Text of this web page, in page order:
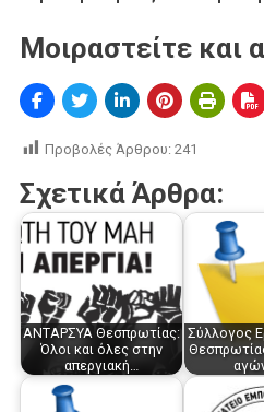
Μοιραστείτε και
Προβολές Άρθρου: 241
Σχετικά Άρθρα:
ΑΝΤΑΡΣΥΑ Θεσπρωτίας:
Όλοι και όλες στην
απεργιακή…
Σύλλογος